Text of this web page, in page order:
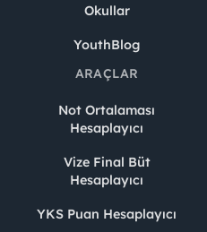
Okullar
YouthBlog
ARAÇLAR
Not Ortalaması
Hesaplayıcı
Vize Final Büt
Hesaplayıcı
YKS Puan Hesaplayıcı